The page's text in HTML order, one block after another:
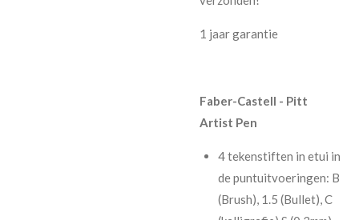
1 jaar garantie
Faber-Castell - Pitt
Artist Pen
4 tekenstiften in etui in
de puntuitvoeringen: B
(Brush), 1.5 (Bullet), C